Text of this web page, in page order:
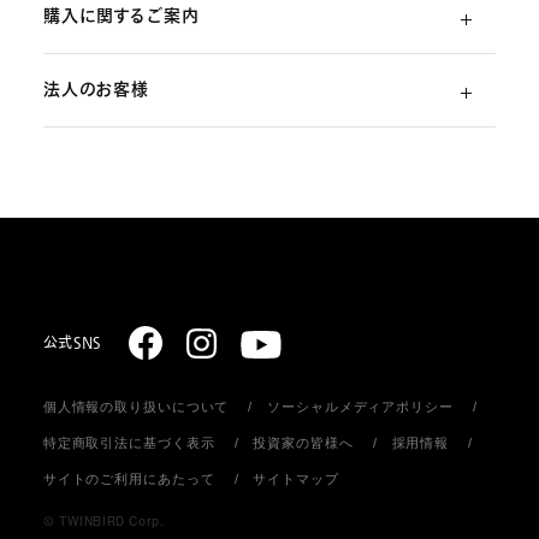
よくあるご質問
部品・消耗品のご注文
購入に関するご案内
ご利用ガイド（初めての方）
お届けについて
返品・キャンセル
法人のお客様
公式SNS
個人情報の取り扱いについて ソーシャルメディアポリシー
特定商取引法に基づく表示 投資家の皆様へ 採用情報
サイトのご利用にあたって サイトマップ
© TWINBIRD Corp.